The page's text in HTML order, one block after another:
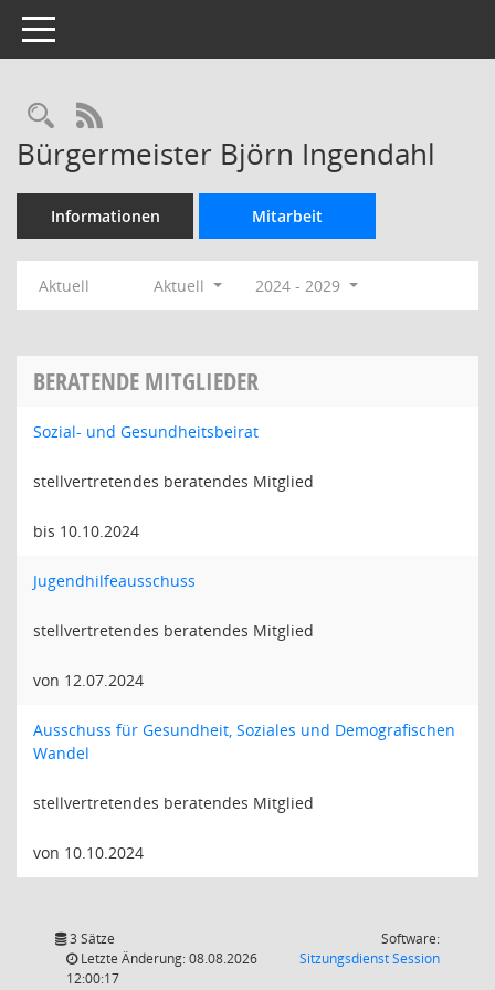
Toggle navigation
Rechercheauswahl
RSS-Feed
Bürgermeister Björn Ingendahl
Informationen Mitarbeit
Aktuell Aktuell 2024 - 2029
BERATENDE MITGLIEDER
Sozial- und Gesundheitsbeirat
stellvertretendes beratendes Mitglied
bis 10.10.2024
Jugendhilfeausschuss
stellvertretendes beratendes Mitglied
von 12.07.2024
Ausschuss für Gesundheit, Soziales und Demografischen
Wandel
stellvertretendes beratendes Mitglied
von 10.10.2024
3 Sätze
Letzte Änderung: 08.08.2026
12:00:17
Software:
SitzungsdienstSession(Wird in